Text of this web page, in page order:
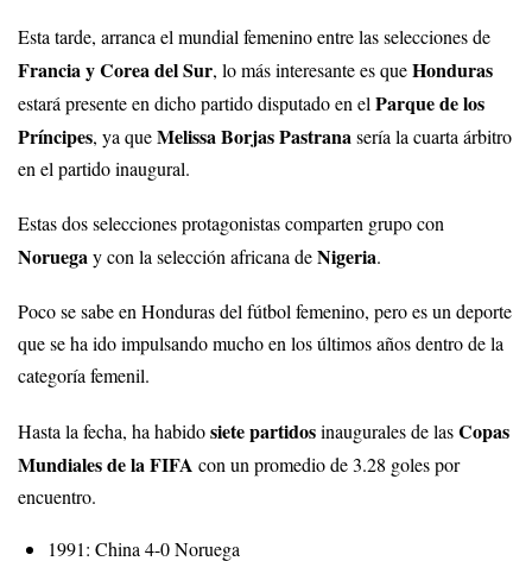
Esta tarde, arranca el mundial femenino entre las selecciones de
Francia y Corea del Sur, lo más interesante es queHonduras
estará presente en dicho partido disputado en elParque de los
Príncipes, ya queMelissa Borjas Pastranasería la cuarta árbitro
en el partido inaugural.
Estas dos selecciones protagonistas comparten grupo con
Noruegay con la selección africana deNigeria.
Poco se sabe en Honduras del fútbol femenino, pero es un deporte
que se ha ido impulsando mucho en los últimos años dentro de la
categoría femenil.
Hasta la fecha, ha habidosiete partidosinaugurales de lasCopas
Mundiales de la FIFA con un promedio de 3.28 goles por
encuentro.
1991: China 4-0 Noruega